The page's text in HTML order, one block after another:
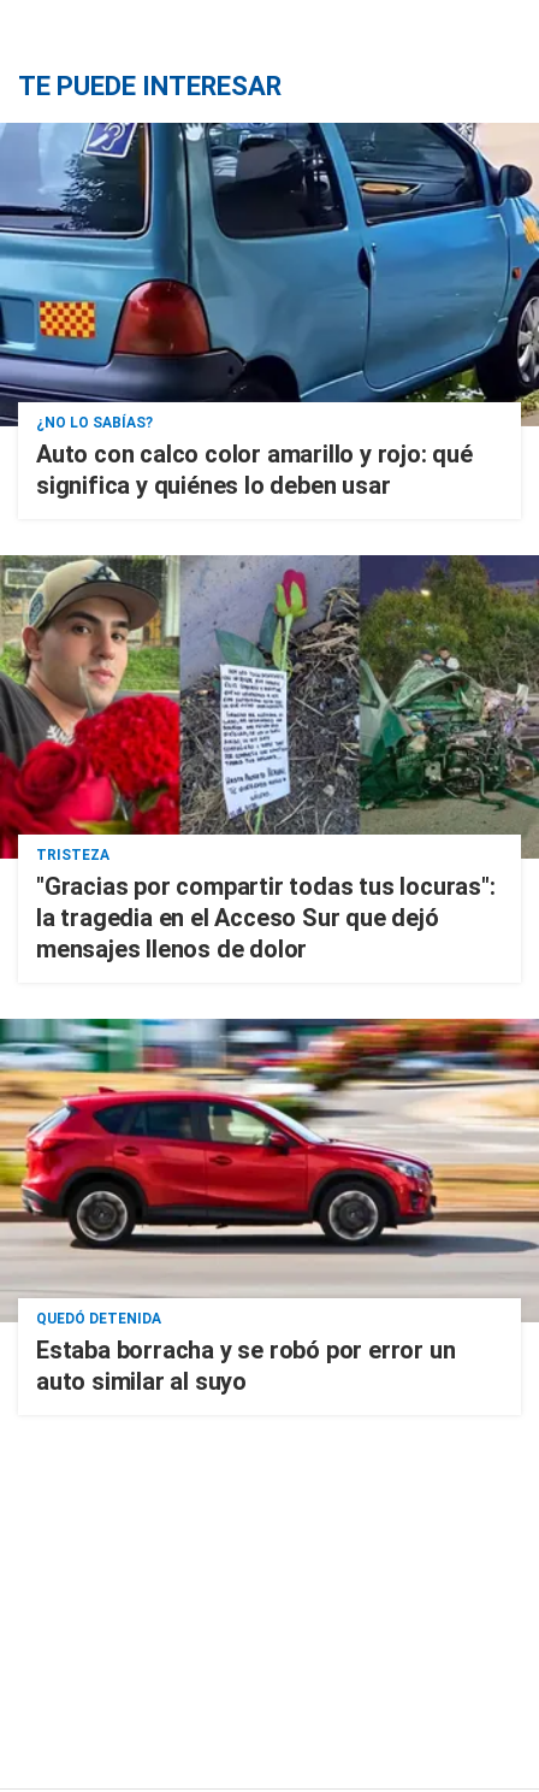
TE PUEDE INTERESAR
¿NO LO SABÍAS?
Auto con calco color amarillo y rojo: qué
significa y quiénes lo deben usar
TRISTEZA
"Gracias por compartir todas tus locuras":
la tragedia en el Acceso Sur que dejó
mensajes llenos de dolor
QUEDÓ DETENIDA
Estaba borracha y se robó por error un
auto similar al suyo